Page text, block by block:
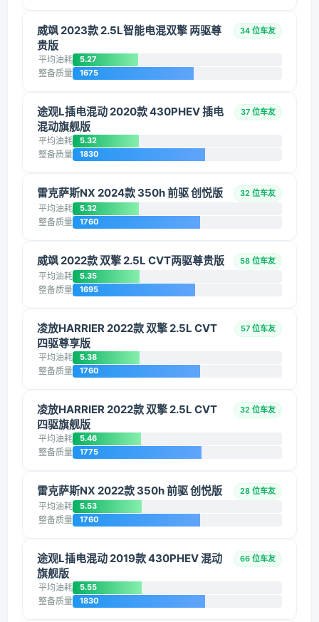
威飒 2023款 2.5L智能电混双擎 两驱尊
贵版
34 位车友
平均油耗 5.27
整备质量 1675
途观L插电混动 2020款 430PHEV 插电
混动旗舰版
37 位车友
平均油耗 5.32
整备质量 1830
雷克萨斯NX 2024款 350h 前驱 创悦版 32 位车友
平均油耗 5.32
整备质量 1760
威飒 2022款 双擎 2.5L CVT两驱尊贵版 58 位车友
平均油耗 5.35
整备质量 1695
凌放HARRIER 2022款 双擎 2.5L CVT
四驱尊享版
57 位车友
平均油耗 5.38
整备质量 1760
凌放HARRIER 2022款 双擎 2.5L CVT
四驱旗舰版
32 位车友
平均油耗 5.46
整备质量 1775
雷克萨斯NX 2022款 350h 前驱 创悦版 28 位车友
平均油耗 5.53
整备质量 1760
途观L插电混动 2019款 430PHEV 混动
旗舰版
66 位车友
平均油耗 5.55
整备质量 1830